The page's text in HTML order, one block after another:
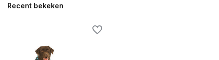
Recent bekeken